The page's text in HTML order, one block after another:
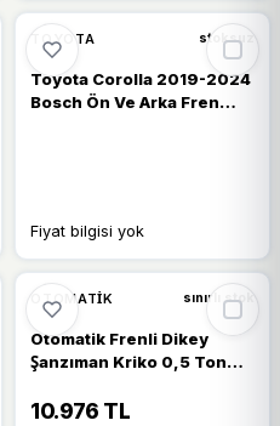
TOYOTA stoksuz
Toyota Corolla 2019-2024
Bosch Ön Ve Arka Fren
Fiyat bilgisi yok
OTOMATIK sınırlı stok
Otomatik Frenli Dikey
Şanzıman Kriko 0,5 Ton
Ekipmanı
10.976 TL